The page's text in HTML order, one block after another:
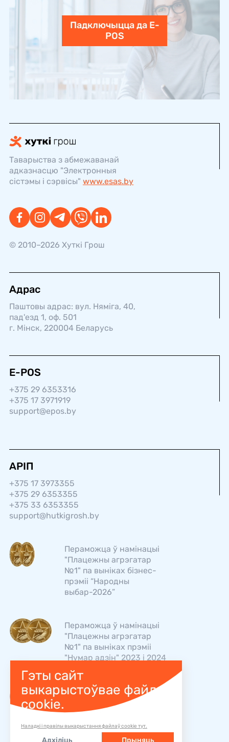
Падключыцца да E-
POS
Таварыства з абмежаванай
адказнасцю "Электронныя
сістэмы і сэрвісы" www.esas.by
Адрас
Паштовы адрас: вул. Няміга, 40,
пад'езд 1, оф. 501
г. Мінск, 220004 Беларусь
E-POS
+375 29 6353316
+375 17 3971919
support@epos.by
АРІП
+375 17 3973355
+375 29 6353355
+375 33 6353355
support@hutkigrosh.by
© 2010–2026 Хуткi Грош
Пераможца ў намінацыі
"Плацежны агрэгатар
№1" па выніках бізнес-
прэміі “Народны
выбар-2026”
Пераможца ў намінацыі
"Плацежны агрэгатар
№1" па выніках прэміі
"Нумар адзін" 2023 і 2024
"Хуткі Грош" - лідар
рэйтынгаў TOP BRAND у
намінацыі "Плацежны
агрэгатар №1" 2025 и
Гэты сайт
выкарыстоўвае файлы
cookie.
Наладкі і правілы выкарыстання файлаў cookie тут.
Адхіліць Прыняць